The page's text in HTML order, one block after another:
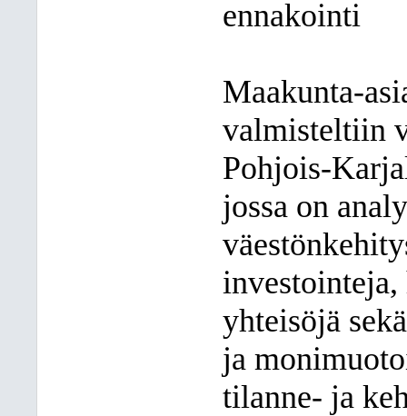
ennakointi
Maakunta-
valmisteltiin
Pohjois-
jossa on
yhteisöjä
ja
tilanne- ja